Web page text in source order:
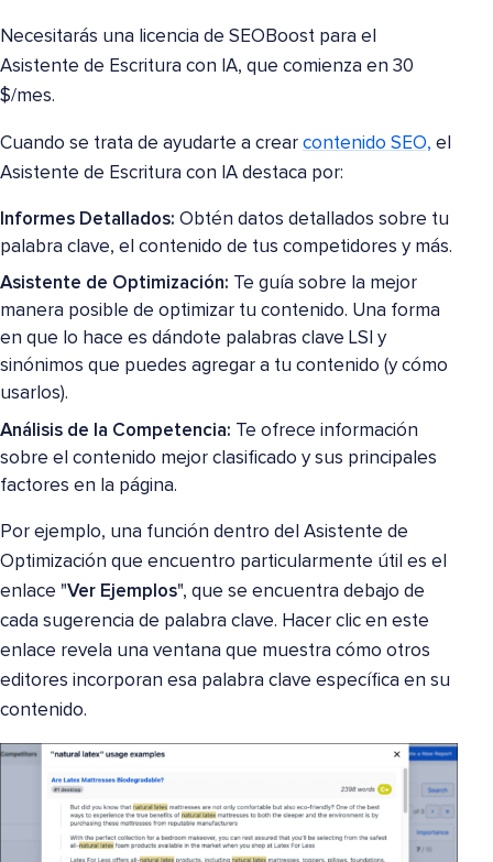
Necesitarás una licencia de SEOBoost para el
Asistente de Escritura con IA, que comienza en 30
$/mes.
Cuando se trata de ayudarte a crear contenido SEO, el
Asistente de Escritura con IA destaca por:
Informes Detallados: Obtén datos detallados sobre tu
palabra clave, el contenido de tus competidores y más.
Asistente de Optimización: Te guía sobre la mejor
manera posible de optimizar tu contenido. Una forma
en que lo hace es dándote palabras clave LSI y
sinónimos que puedes agregar a tu contenido (y cómo
usarlos).
Análisis de la Competencia: Te ofrece información
sobre el contenido mejor clasificado y sus principales
factores en la página.
Por ejemplo, una función dentro del Asistente de
Optimización que encuentro particularmente útil es el
enlace "Ver Ejemplos", que se encuentra debajo de
cada sugerencia de palabra clave. Hacer clic en este
enlace revela una ventana que muestra cómo otros
editores incorporan esa palabra clave específica en su
contenido.